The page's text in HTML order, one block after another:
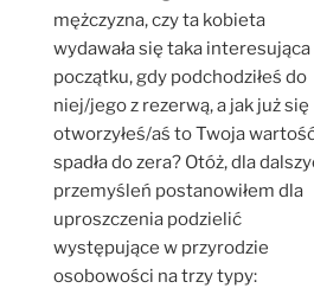
mężczyzna, czy ta kobieta
wydawała się taka interesująca
początku, gdy podchodziłeś do
niej/jego z rezerwą, a jak już się
otworzyłeś/aś to Twoja
spadła do zera? Otóż, dla
przemyśleń postanowiłem dla
uproszczenia podzielić
występujące w przyrodzie
osobowości na trzy typy: